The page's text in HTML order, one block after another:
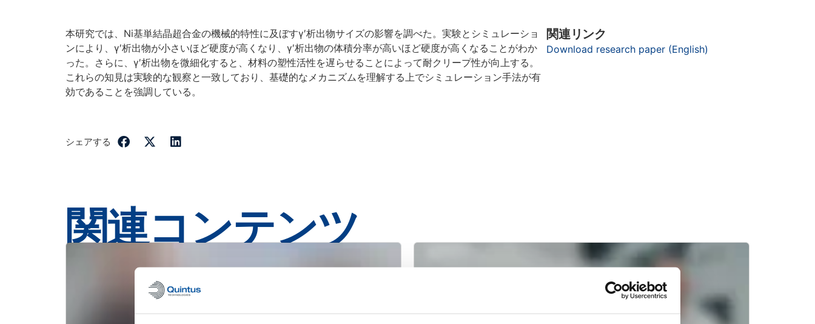
本研究では、Ni基単結晶超合金の機械的特性に及ぼすγ′析出物サイズの影響を調べた。実験とシミュレーショ
ンにより、γ′析出物が小さいほど硬度が高くなり、γ′析出物の体積分率が高いほど硬度が高くなることがわか
った。さらに、γ′析出物を微細化すると、材料の塑性活性を遅らせることによって耐クリープ性が向上する。
これらの知見は実験的な観察と一致しており、基礎的なメカニズムを理解する上でシミュレーション手法が有
効であることを強調している。
関連リンク
Download research paper (English)
シェアする
関連コンテンツ